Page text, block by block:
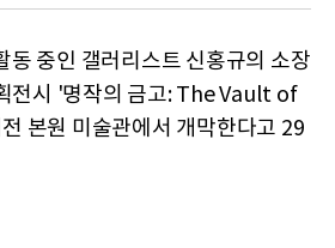
동 중인 갤러리스트 신홍규의 소장
전시 '명작의 금고: The Vault of
본원 미술관에서 개막한다고 29